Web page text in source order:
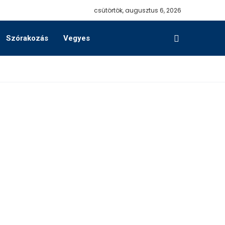
csütörtök, augusztus 6, 2026
Szórakozás Vegyes